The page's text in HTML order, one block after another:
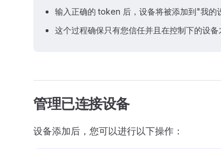
输入正确的 token 后，设备将被添加到"我的
这个过程确保只有您信任并且在控制下的设备
管理已连接设备
设备添加后，您可以进行以下操作：